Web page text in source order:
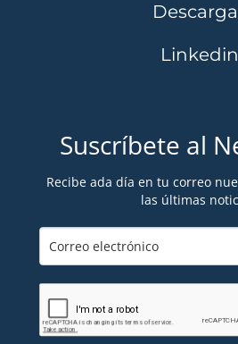
Linkedin
Suscríbete al
Recibe ada día en tu correo
las últimas